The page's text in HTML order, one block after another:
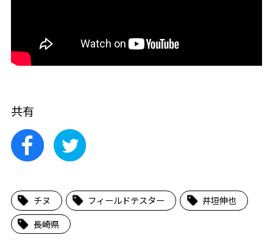
共有
チヌ フィールドテスター
井垣伸也
長崎県